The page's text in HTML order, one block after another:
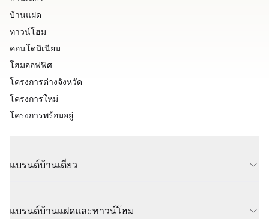
บ้านแฝด
ทาวน์โฮม
คอนโดมิเนียม
โฮมออฟฟิศ
โครงการต่างจังหวัด
โครงการใหม่
โครงการพร้อมอยู่
แบรนด์บ้านเดี่ยว
แบรนด์บ้านแฝดและทาวน์โฮม